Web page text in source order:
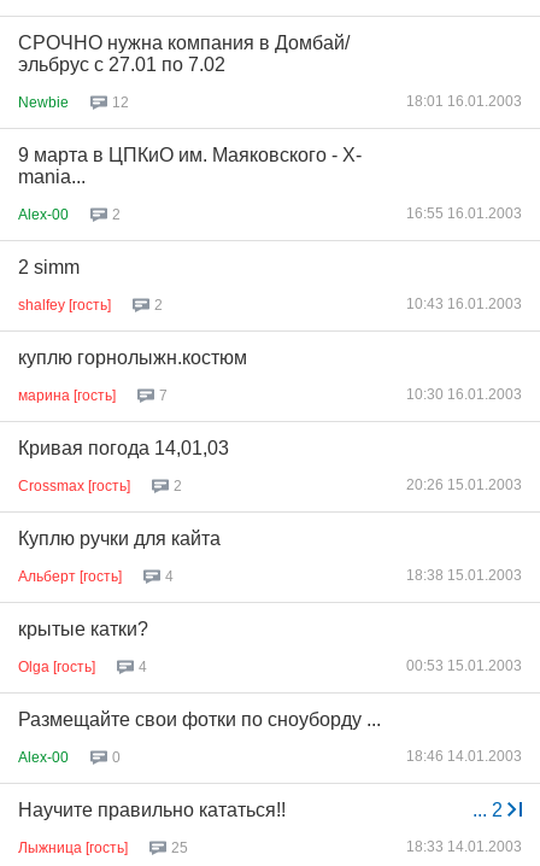
CРОЧНО нужна компания в Домбай/
эльбрус с 27.01 по 7.02
Newbie 12 18:01 16.01.2003
9 марта в ЦПКиО им. Маяковского - X-
mania...
Alex-00 2 16:55 16.01.2003
2 simm
shalfey [гость] 2 10:43 16.01.2003
куплю горнолыжн.костюм
марина [гость] 7 10:30 16.01.2003
Кривая погода 14,01,03
Crossmax [гость] 2 20:26 15.01.2003
Куплю ручки для кайта
Альберт [гость] 4 18:38 15.01.2003
крытые катки?
Olga [гость] 4 00:53 15.01.2003
Размещайте свои фотки по сноуборду ...
Alex-00 0 18:46 14.01.2003
... 2
Научите правильно кататься!!
Лыжница [гость] 25 18:33 14.01.2003